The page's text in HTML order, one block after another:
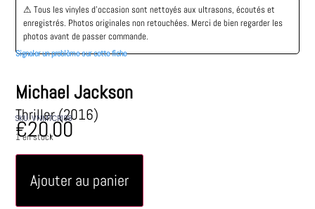
Michael Jackson
Thriller (2016)
SKU: VNMTCR198
€20,00
1 en stock
Ajouter au panier
⚠︎ Tous les vinyles d’occasion sont nettoyés aux ultrasons, écoutés et
enregistrés. Photos originales non retouchées. Merci de bien regarder les
photos avant de passer commande.
Signaler un problème sur cette fiche